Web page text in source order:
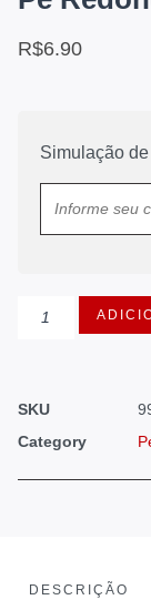
R$6.90
Simulação
SKU
Category
DESCRIÇÃO